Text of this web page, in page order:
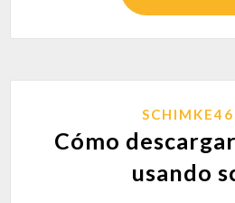
Cómo
usando